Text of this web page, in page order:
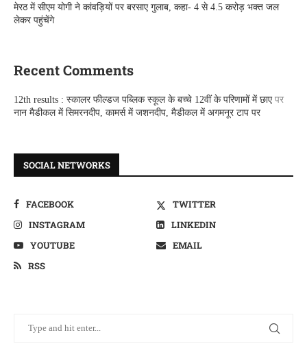
मेरठ में सीएम योगी ने कांवड़ियों पर बरसाए गुलाब, कहा- 4 से 4.5 करोड़ भक्त जल
लेकर पहुंचेंगे
Recent Comments
12th results : स्कालर फील्डज पब्लिक स्कूल के बच्चे 12वीं के परिणामों में छाएपर
नान मैडीकल में सिमरनदीप, कामर्स में जशनदीप, मैडीकल में अगमनूर टाप पर
SOCIAL NETWORKS
FACEBOOK
TWITTER
INSTAGRAM
LINKEDIN
YOUTUBE
EMAIL
RSS